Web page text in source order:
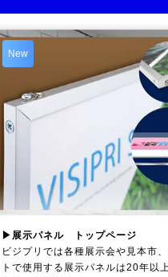
New
▶展示パネル トップページ
ビジプリでは各種展示会や見本市
トで使用する展示パネルは20年以